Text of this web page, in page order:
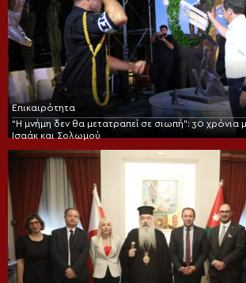
Επικαιρότητα
“Η μνήμη δεν θα μετατραπεί σε σιωπή”: 30 χρόνια
Ισαάκ και Σολωμού